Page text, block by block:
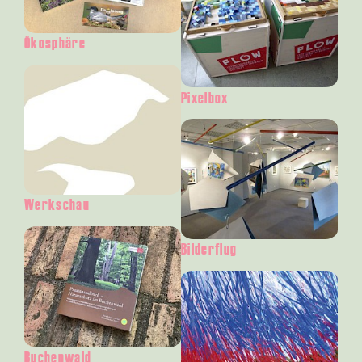
Ökosphäre
Werkschau
Pixelbox
Bilderflug